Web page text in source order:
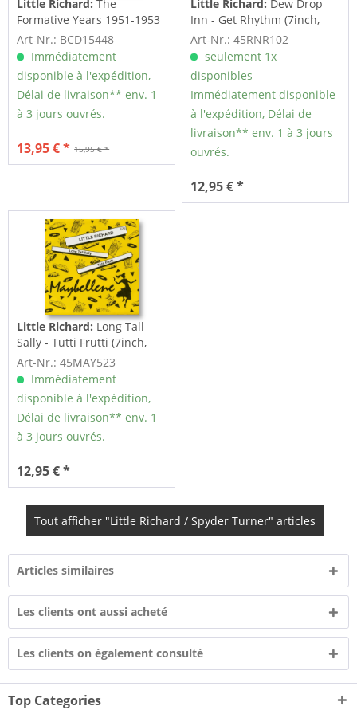
Little Richard:The
Formative Years 1951-1953
(CD)
Art-Nr.: BCD15448
Immédiatement
disponible à l'expédition,
Délai de livraison** env. 1
à 3 jours ouvrés.
15,95 € *
13,95 € *
Little Richard: Dew Drop
Inn - Get Rhythm (7inch,
45rpm)
Art-Nr.: 45RNR102
seulement 1x
disponibles
Immédiatement disponible
à l'expédition, Délai de
livraison** env. 1 à 3 jours
ouvrés.
12,95 € *
Little Richard: Long Tall
Sally - Tutti Frutti (7inch,
45rpm)
Art-Nr.: 45MAY523
Immédiatement
disponible à l'expédition,
Délai de livraison** env. 1
à 3 jours ouvrés.
12,95 € *
Tout afficher "Little Richard / Spyder Turner" articles
Articles similaires
Les clients ont aussi acheté
Les clients on également consulté
Top Categories